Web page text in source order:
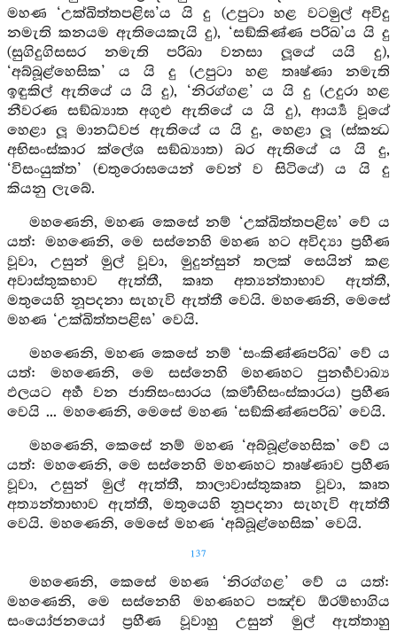
මහණ ‘උක්ඛිත්තපළිඝ’ය යි දු (උපුටා හළ වටමුල් අවිදු
නමැති කනයම ඇතියෙකැයි දු), ‘සඞ්කිණ්ණ පරිඛ’ය යි දු
(සුගිදුගිසසර නමැති පරිඛා වනසා ලූයේ යයි දු),
‘අබ්බූළ්හෙසික’ ය යි දු (උපුටා හළ තෘෂ්ණා නමැති
ඉඳුකිල් ඇතියේ ය යි දු), ‘නිරග්ගළ’ ය යි දු (උදුරා හළ
නීවරණ සඞ්ඛ්‍යාත අගුළු ඇතියේ ය යි දු), ආර්‍ය්‍ය වූයේ
හෙළා ලූ මානධ්වජ ඇතියේ ය යි දු, හෙළා ලූ (ස්කන්‍ධ
අභිසංස්කාර ක්ලේශ සඞ්ඛ්‍යාත) බර ඇතියේ ය යි දු,
‘විසංයුක්ත’ (චතුරොඝයෙන් වෙන් ව සිටියේ) ය යි දු
කියනු ලැබේ.
මහණෙනි, මහණ කෙසේ නම් ‘උක්ඛිත්තපළිඝ’ වේ ය
යත්: මහණෙනි, මෙ සස්නෙහි මහණ හට අවිද්‍යා ප්‍රහීණ
වූවා, උසුන් මුල් වූවා, මුදුන්සුන් තලක් සෙයින් කළ
අවාස්තුකභාව ඇත්තී, කෘත අත්‍යන්තාභාව ඇත්තී,
මතුයෙහි නූපදනා සැහැවි ඇත්තී වෙයි. මහණෙනි, මෙසේ
මහණ ‘උක්ඛිත්තපළිඝ’ වෙයි.
මහණෙනි, මහණ කෙසේ නම් ‘සංකිණ්ණපරිඛ’ වේ ය
යත්: මහණෙනි, මෙ සස්නෙහි මහණහට පුනර්‍භවාඛ්‍ය
ඵලයට අර්‍හ වන ජාතිසංසාරය (කර්‍මාභිසංස්කාරය) ප්‍රහීණ
වෙයි ... මහණෙනි, මෙසේ මහණ ‘සඞ්කිණ්ණපරිඛ’ වෙයි.
මහණෙනි, කෙසේ නම් මහණ ‘අබ්බූළ්හෙසික’ වේ ය
යත්: මහණෙනි, මෙ සස්නෙහි මහණහට තෘෂ්ණාව ප්‍රහීණ
වූවා, උසුන් මුල් ඇත්තී, තාලාවාස්තුකෘත වූවා, කෘත
අත්‍යන්තාභාව ඇත්තී, මතුයෙහි නූපදනා සැහැවි ඇත්තී
වෙයි. මහණෙනි, මෙසේ මහණ ‘අබ්බූළ්හෙසික’ වෙයි.
137
මහණෙනි, කෙසේ මහණ ‘නිරග්ගළ’ වේ ය යත්:
මහණෙනි, මෙ සස්නෙහි මහණහට පඤ්ච ඕරම්භාගිය
සංයෝජනයෝ ප්‍රහීණ වූවාහු උසුන් මුල් ඇත්තාහු